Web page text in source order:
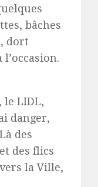
bâches
dort
l’occasion.
, le LIDL,
danger,
des
des flics
la Ville,